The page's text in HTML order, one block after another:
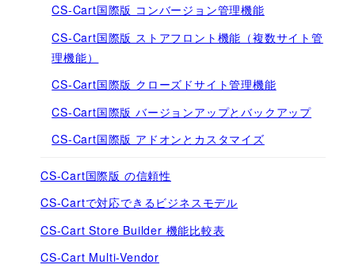
CS-Cart国際版 コンバージョン管理機能
CS-Cart国際版 ストアフロント機能（複数サイト管
理機能）
CS-Cart国際版 クローズドサイト管理機能
CS-Cart国際版 バージョンアップとバックアップ
CS-Cart国際版 アドオンとカスタマイズ
CS-Cart国際版 の信頼性
CS-Cartで対応できるビジネスモデル
CS-Cart Store Builder 機能比較表
CS-Cart Multi-Vendor